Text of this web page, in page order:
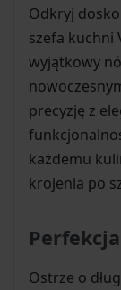
Odkryj
szefa kuchni
wyjątkowy
precyzję z
każdemu
krojenia po
Ostrze o